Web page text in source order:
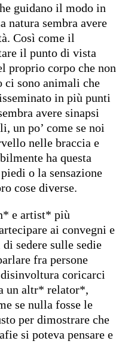
guidano il modo in
natura sembra avere
Così come il
il punto di vista
proprio corpo che non
ci sono animali che
in più punti
avere sinapsi
un po’ come se noi
nelle braccia e
ha questa
o la sensazione
cose diverse.
e artist* più
ai convegni e
sedere sulle sedie
fra persone
coricarci
un altr* relator*,
se nulla fosse le
per dimostrare che
si poteva pensare e